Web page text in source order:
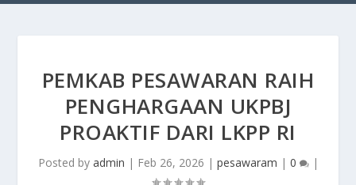
PEMKAB PESAWARAN RAIH
PENGHARGAAN UKPBJ
PROAKTIF DARI LKPP RI
Posted by admin | Feb 26, 2026 | pesawaram | 0 |